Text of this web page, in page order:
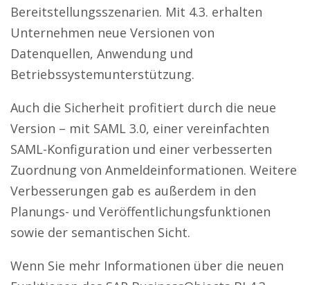
Bereitstellungsszenarien. Mit 4.3. erhalten
Unternehmen neue Versionen von
Datenquellen, Anwendung und
Betriebssystemunterstützung.
Auch die Sicherheit profitiert durch die neue
Version – mit SAML 3.0, einer vereinfachten
SAML-Konfiguration und einer verbesserten
Zuordnung von Anmeldeinformationen. Weitere
Verbesserungen gab es außerdem in den
Planungs- und Veröffentlichungsfunktionen
sowie der semantischen Sicht.
Wenn Sie mehr Informationen über die neuen